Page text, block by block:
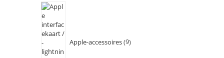
Apple-accessoires 9